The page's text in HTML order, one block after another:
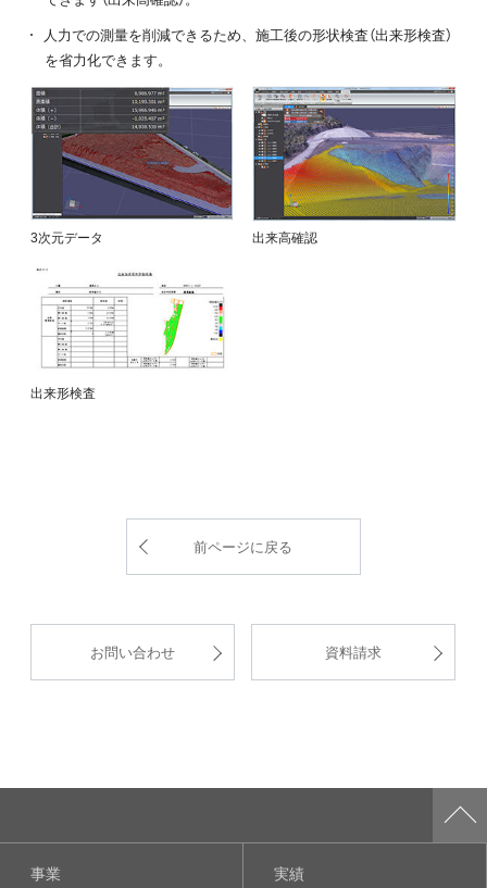
人力での測量を削減できるため、施工後の形状検査（出来形検査）
を省力化できます。
3次元データ 出来高確認
出来形検査
前ページに戻る
お問い合わせ 資料請求
事業 実績